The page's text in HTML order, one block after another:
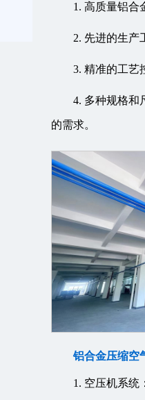
1. 高质量铝合
2. 先进的生产
3. 精准的工艺
4. 多种规格和
的需求。
铝合金压缩空
1. 空压机系统